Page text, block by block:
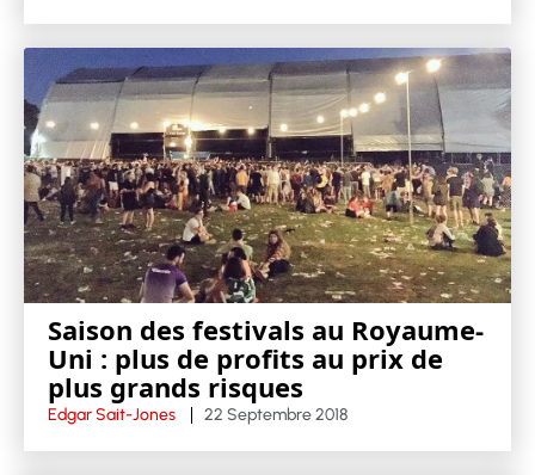
Saison des festivals au Royaume-
Uni : plus de profits au prix de
plus grands risques
Edgar Sait-Jones 22 Septembre 2018